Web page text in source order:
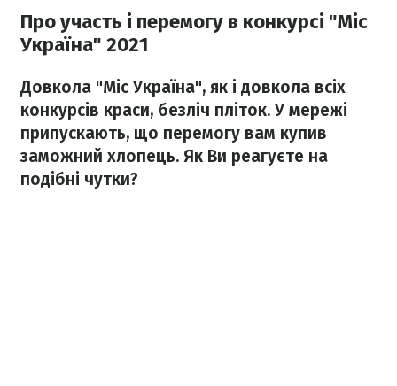
Про участь і перемогу в конкурсі "Міс
Україна" 2021
Довкола "Міс Україна", як і довкола всіх
конкурсів краси, безліч пліток. У мережі
припускають, що перемогу вам купив
заможний хлопець. Як Ви реагуєте на
подібні чутки?